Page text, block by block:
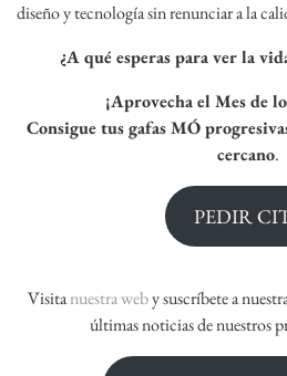
diseño y tecnología sin renunciar a la
¿A qué esperas para ver la
¡Aprovecha el Mes de
Consigue tus gafas MÓ
cercano.
PEDIR
Visitanuestra weby suscríbete a
últimas noticias de nuestros